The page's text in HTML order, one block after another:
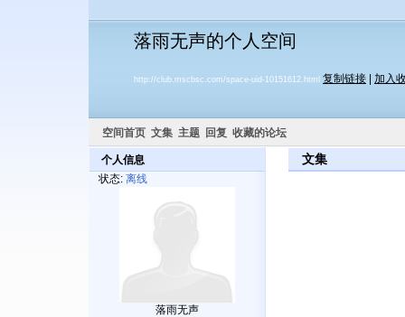
落雨无声的个人空间
http://club.mscbsc.com/space-uid-10151612.html 复制链接 加入
空间首页 文集 主题 回复 收藏的论坛
个人信息
状态: 离线
落雨无声
文集